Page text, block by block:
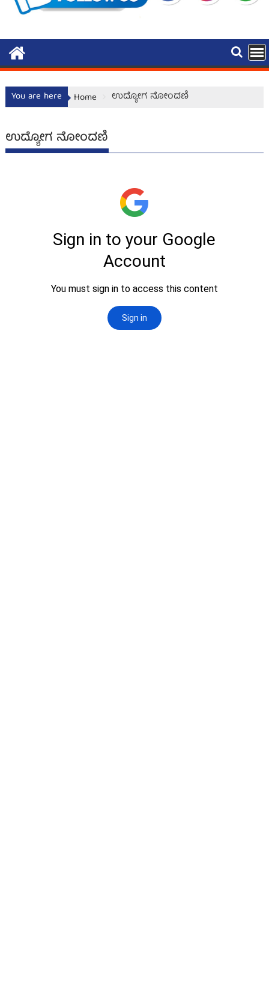
You are here Home ಉದ್ಯೋಗ ನೋಂದಣಿ
ಉದ್ಯೋಗ ನೋಂದಣಿ